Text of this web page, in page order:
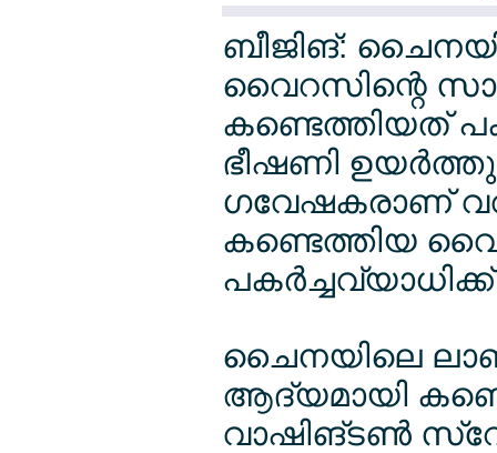
ബീജിങ്:
വൈറസിന്റെ
കണ്ടെത്തിയത്
ഭീഷണി
ഗവേഷകരാണ്
കണ്ടെത്തിയ
ചൈനയിലെ
ആദ്യമായി
വാഷിങ്ടണ്‍